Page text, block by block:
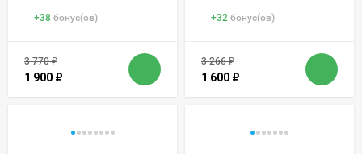
+38 бонус(ов)
3 770₽
1 900 ₽
+32 бонус(ов)
3 266₽
1 600 ₽